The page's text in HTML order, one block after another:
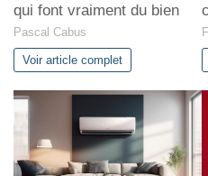
qui font vraiment du bien
Pascal Cabus
Voir article complet